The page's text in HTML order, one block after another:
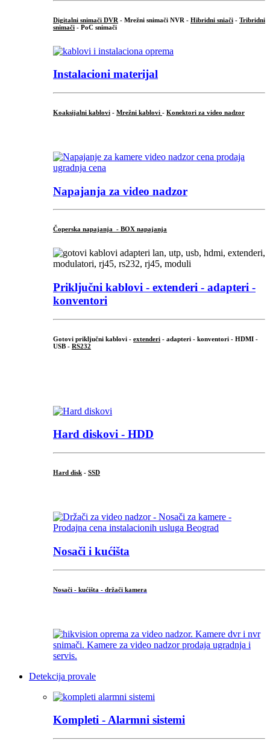
Digitalni snimači DVR - Mrežni snimači NVR - Hibridni sniači - Tribridni
snimači - PoC snimači
Instalacioni materijal
Koaksijalni kablovi - Mrežni kablovi - Konektori za video nadzor
Napajanja za video nadzor
Čoperska napajanja - BOX napajanja
Priključni kablovi - extenderi - adapteri -
konventori
Gotovi priključni kablovi - extenderi - adapteri - konventori - HDMI -
USB - RS232
Hard diskovi - HDD
Hard disk - SSD
Nosači i kućišta
Nosači - kućišta - držači kamera
Detekcija provale
Kompleti - Alarmni sistemi